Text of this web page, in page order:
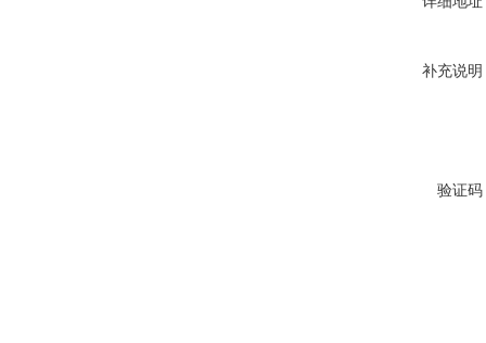
补充说明
验证码